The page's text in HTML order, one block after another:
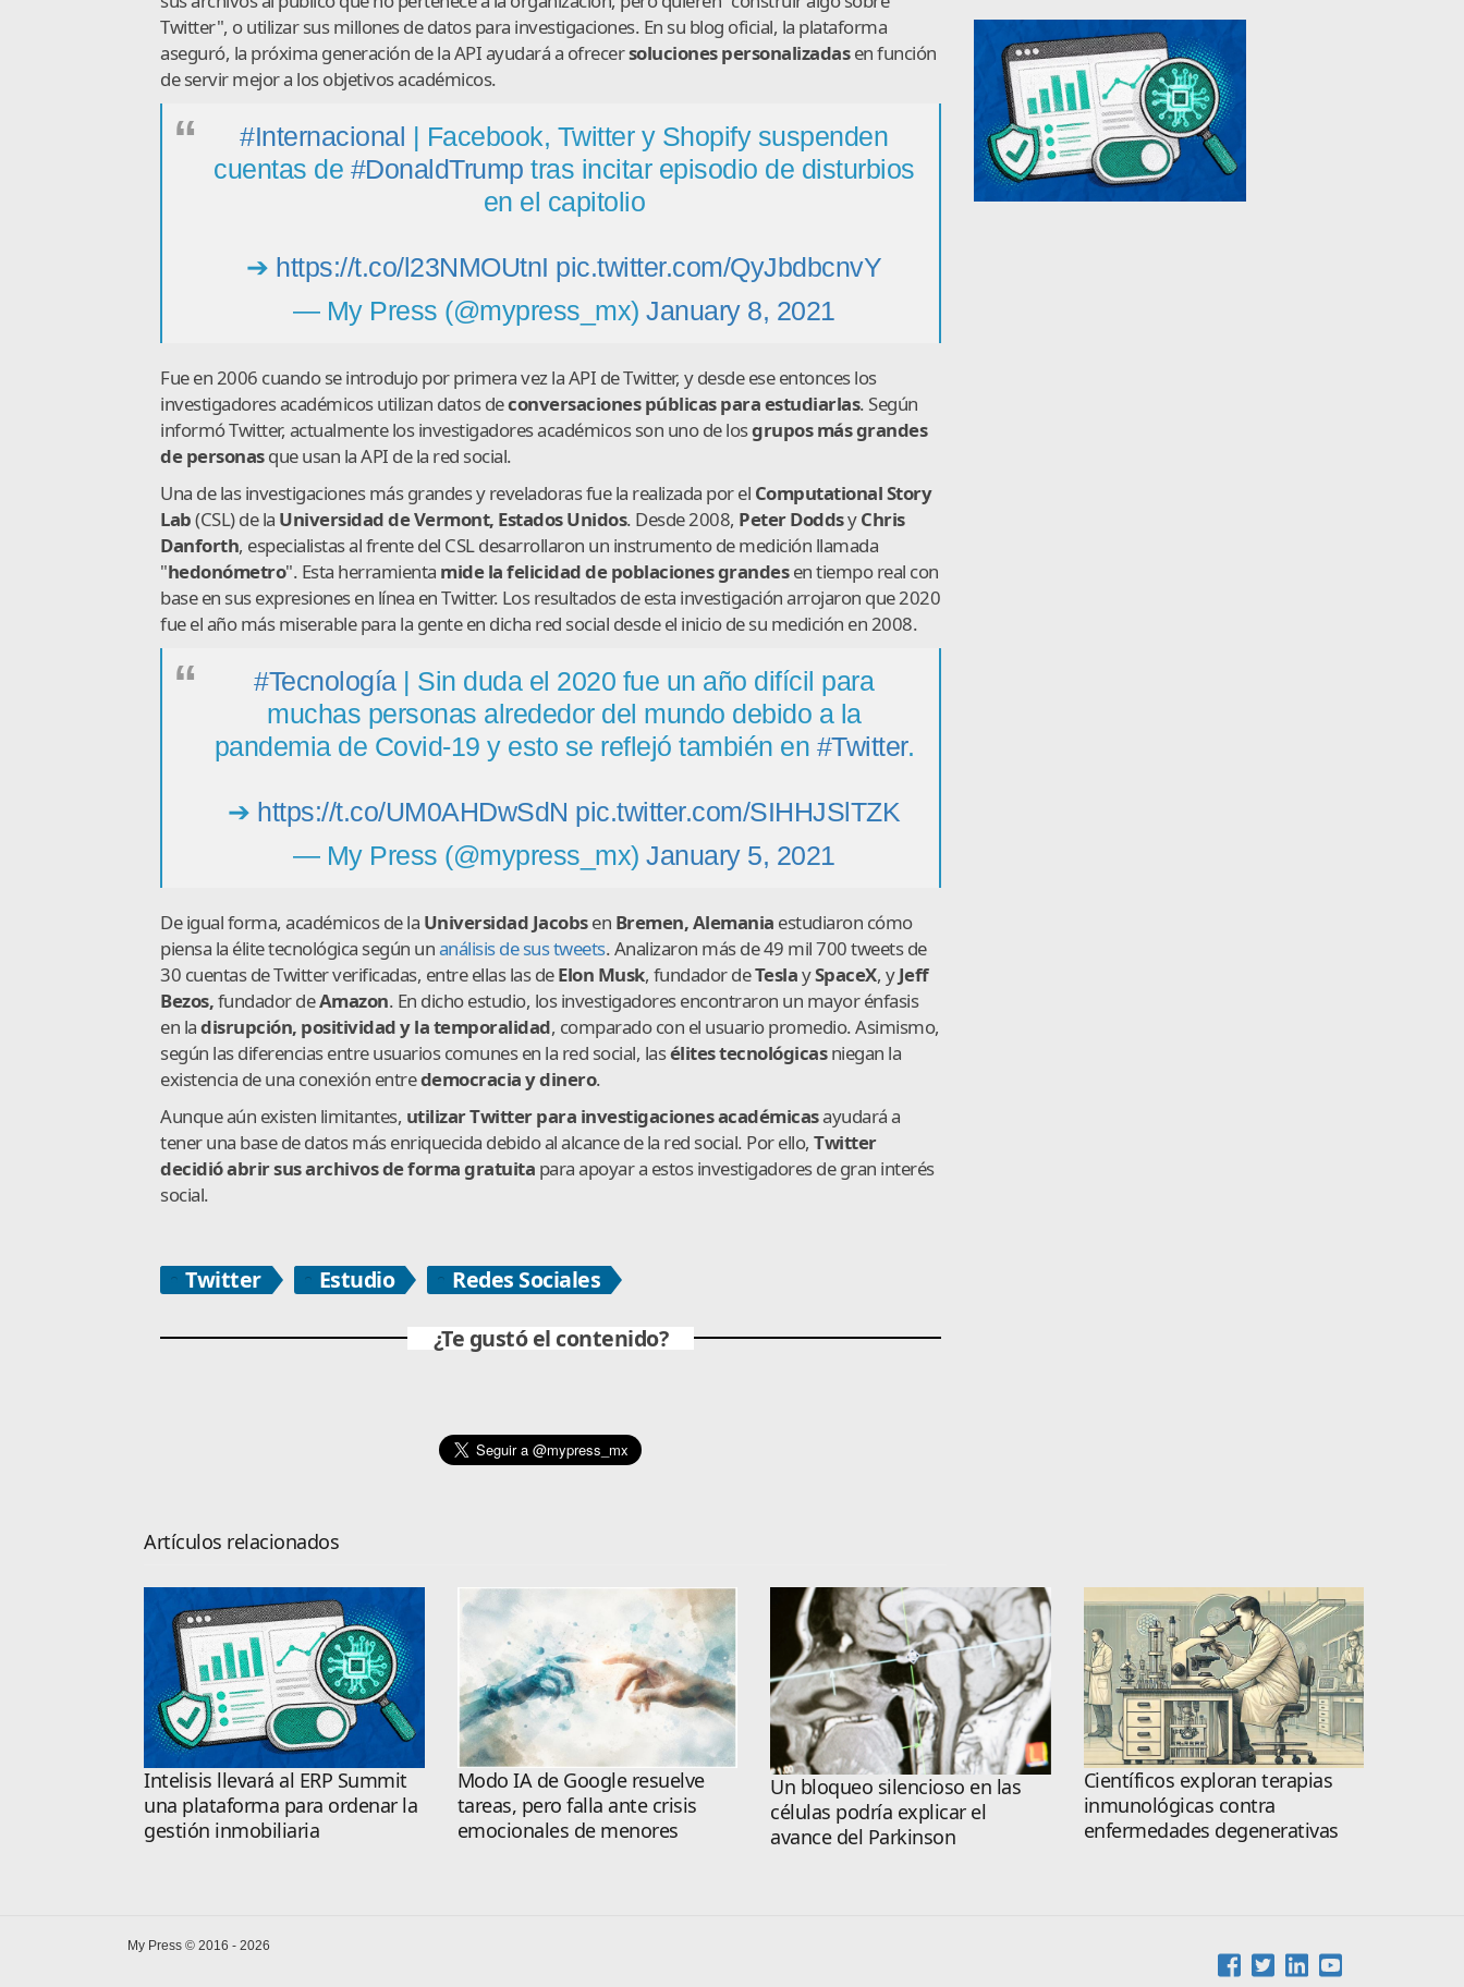
Twitter", o utilizar sus millones de datos para investigaciones. En su blog oficial, la plataforma
aseguró, la próxima generación de la API ayudará a ofrecersoluciones personalizadasen función
de servir mejor a los objetivos académicos.
#Internacional | Facebook, Twitter y Shopify suspenden
cuentas de #DonaldTrump tras incitar episodio de disturbios
en el capitolio
➔ https://t.co/l23NMOUtnI pic.twitter.com/QyJbdbcnvY
— My Press (@mypress_mx)January 8, 2021
Fue en 2006 cuando se introdujo por primera vez la API de Twitter, y desde ese entonces los
investigadores académicos utilizan datos deconversaciones públicas para estudiarlas. Según
informó Twitter, actualmente los investigadores académicos son uno de losgrupos más grandes
de personasque usan la API de la red social.
Una de las investigaciones más grandes y reveladoras fue la realizada por el Computational Story
Lab(CSL) de la Universidad de Vermont, Estados Unidos. Desde 2008, Peter DoddsyChris
Danforth, especialistas al frente del CSL desarrollaron un instrumento de medición llamada
"hedonómetro". Esta herramienta mide la felicidad de poblaciones grandesen tiempo real con
base en sus expresiones en línea en Twitter. Los resultados de esta investigación arrojaron que 2020
fue el año más miserable para la gente en dicha red social desde el inicio de su medición en 2008.
#Tecnología | Sin duda el 2020 fue un año difícil para
muchas personas alrededor del mundo debido a la
pandemia de Covid-19 y esto se reflejó también en #Twitter.
➔ https://t.co/UM0AHDwSdN pic.twitter.com/SIHHJSlTZK
— My Press (@mypress_mx)January 5, 2021
De igual forma, académicos de la Universidad Jacobsen Bremen, Alemania estudiaron cómo
piensa la élite tecnológica según unanálisis de sus tweets. Analizaron más de 49 mil 700 tweets de
30 cuentas de Twitter verificadas, entre ellas las deElon Musk, fundador deTeslaySpaceX, yJeff
Bezos,fundador deAmazon. En dicho estudio, los investigadores encontraron un mayor énfasis
en ladisrupción, positividad y la temporalidad, comparado con el usuario promedio. Asimismo,
según las diferencias entre usuarios comunes en la red social, lasélites tecnológicasniegan la
existencia de una conexión entredemocracia y dinero.
Aunque aún existen limitantes, utilizar Twitter para investigaciones académicasayudará a
tener una base de datos más enriquecida debido al alcance de la red social. Por ello, Twitter
decidió abrir sus archivos de forma gratuita para apoyar a estos investigadores de gran interés
social.
Twitter Estudio
Redes Sociales
¿Te gustó el contenido?
Artículos relacionados
Intelisis llevará al ERP Summit
una plataforma para ordenar la
gestión inmobiliaria
Modo IA de Google resuelve
tareas, pero falla ante crisis
emocionales de menores
Un bloqueo silencioso en las
células podría explicar el
avance del Parkinson
Científicos exploran terapias
inmunológicas contra
enfermedades degenerativas
My Press © 2016 - 2026